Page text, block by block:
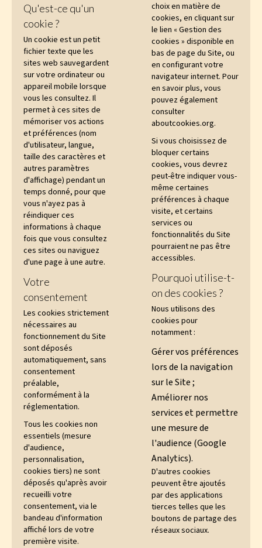
Qu'est-ce qu'un
cookie ?
Un cookie est un petit
fichier texte que les
sites web sauvegardent
sur votre ordinateur ou
appareil mobile lorsque
vous les consultez. Il
permet à ces sites de
mémoriser vos actions
et préférences (nom
d'utilisateur, langue,
taille des caractères et
autres paramètres
d'affichage) pendant un
temps donné, pour que
vous n'ayez pas à
réindiquer ces
informations à chaque
fois que vous consultez
ces sites ou naviguez
d'une page à une autre.
Votre
consentement
Les cookies strictement
nécessaires au
fonctionnement du Site
sont déposés
automatiquement, sans
consentement
préalable,
conformément à la
réglementation.
Tous les cookies non
essentiels (mesure
d'audience,
personnalisation,
cookies tiers) ne sont
déposés qu'après avoir
recueilli votre
consentement, via le
bandeau d'information
affiché lors de votre
première visite.
choix en matière de
cookies, en cliquant sur
le lien « Gestion des
cookies » disponible en
bas de page du Site, ou
en configurant votre
navigateur internet. Pour
en savoir plus, vous
pouvez également
consulter
aboutcookies.org.
Si vous choisissez de
bloquer certains
cookies, vous devrez
peut-être indiquer vous-
même certaines
préférences à chaque
visite, et certains
services ou
fonctionnalités du Site
pourraient ne pas être
accessibles.
Pourquoi utilise-t-
on des cookies ?
Nous utilisons des
cookies pour
notamment :
Gérer vos préférences
lors de la navigation
sur le Site ;
Améliorer nos
services et permettre
une mesure de
l'audience (Google
Analytics).
D'autres cookies
peuvent être ajoutés
par des applications
tierces telles que les
boutons de partage des
réseaux sociaux.